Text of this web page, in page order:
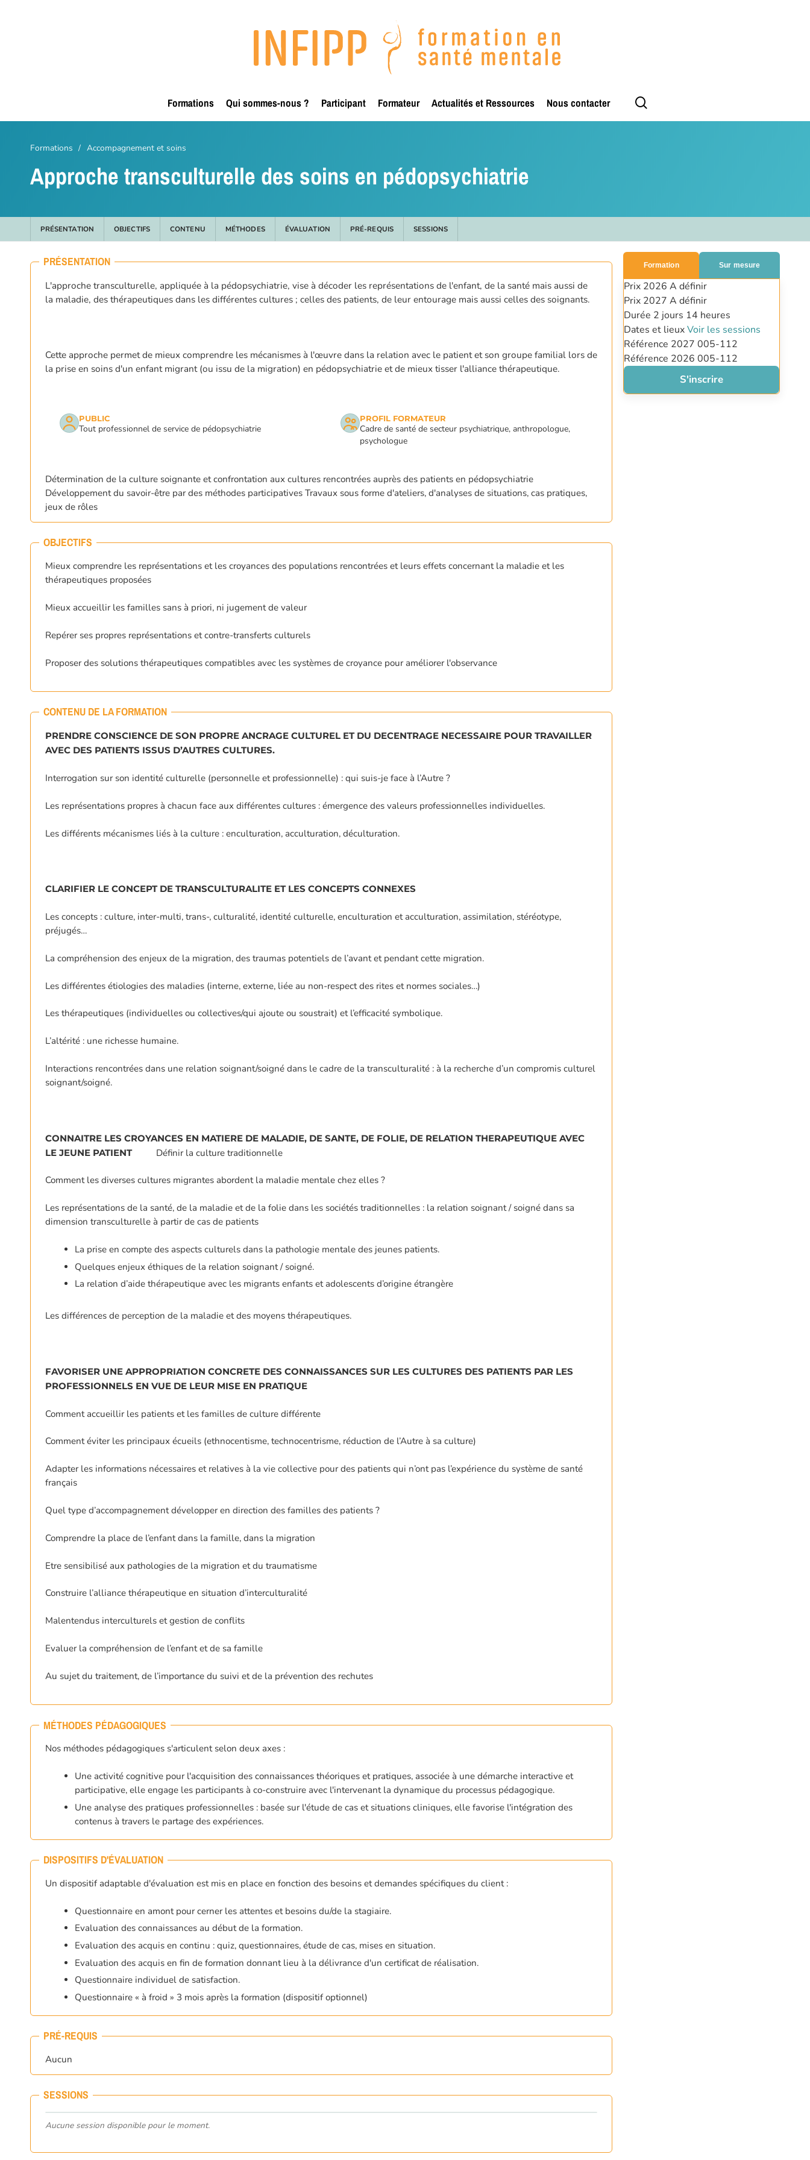
Formations Qui sommes-nous ? Participant Formateur Actualités et Ressources Nous contacter
Formations / Accompagnement et soins
Approche transculturelle des soins en pédopsychiatrie
PRÉSENTATION OBJECTIFS CONTENU MÉTHODES ÉVALUATION PRÉ-REQUIS SESSIONS
PRÉSENTATION
L'approche transculturelle, appliquée à la pédopsychiatrie, vise à décoder les représentations de l'enfant, de la santé mais aussi de
la maladie, des thérapeutiques dans les différentes cultures ; celles des patients, de leur entourage mais aussi celles des soignants.
Cette approche permet de mieux comprendre les mécanismes à l'œuvre dans la relation avec le patient et son groupe familial lors de
la prise en soins d'un enfant migrant (ou issu de la migration) en pédopsychiatrie et de mieux tisser l'alliance thérapeutique.
PUBLIC
Tout professionnel de service de pédopsychiatrie
PROFIL FORMATEUR
Cadre de santé de secteur psychiatrique, anthropologue,
psychologue
Détermination de la culture soignante et confrontation aux cultures rencontrées auprès des patients en pédopsychiatrie
Développement du savoir-être par des méthodes participatives Travaux sous forme d'ateliers, d'analyses de situations, cas pratiques,
jeux de rôles
OBJECTIFS
Mieux comprendre les représentations et les croyances des populations rencontrées et leurs effets concernant la maladie et les
thérapeutiques proposées
Mieux accueillir les familles sans à priori, ni jugement de valeur
Repérer ses propres représentations et contre-transferts culturels
Proposer des solutions thérapeutiques compatibles avec les systèmes de croyance pour améliorer l'observance
CONTENU DE LA FORMATION
PRENDRE CONSCIENCE DE SON PROPRE ANCRAGE CULTUREL ET DU DECENTRAGE NECESSAIRE POUR TRAVAILLER
AVEC DES PATIENTS ISSUS D’AUTRES CULTURES.
Interrogation sur son identité culturelle (personnelle et professionnelle) : qui suis-je face à l’Autre ?
Les représentations propres à chacun face aux différentes cultures : émergence des valeurs professionnelles individuelles.
Les différents mécanismes liés à la culture : enculturation, acculturation, déculturation.
CLARIFIER LE CONCEPT DE TRANSCULTURALITE ET LES CONCEPTS CONNEXES
Les concepts : culture, inter-multi, trans-, culturalité, identité culturelle, enculturation et acculturation, assimilation, stéréotype,
préjugés…
La compréhension des enjeux de la migration, des traumas potentiels de l’avant et pendant cette migration.
Les différentes étiologies des maladies (interne, externe, liée au non-respect des rites et normes sociales…)
Les thérapeutiques (individuelles ou collectives/qui ajoute ou soustrait) et l’efficacité symbolique.
L’altérité : une richesse humaine.
Interactions rencontrées dans une relation soignant/soigné dans le cadre de la transculturalité : à la recherche d’un compromis culturel
soignant/soigné.
CONNAITRE LES CROYANCES EN MATIERE DE MALADIE, DE SANTE, DE FOLIE, DE RELATION THERAPEUTIQUE AVEC
LE JEUNE PATIENT Définir la culture traditionnelle
Comment les diverses cultures migrantes abordent la maladie mentale chez elles ?
Les représentations de la santé, de la maladie et de la folie dans les sociétés traditionnelles : la relation soignant / soigné dans sa
dimension transculturelle à partir de cas de patients
La prise en compte des aspects culturels dans la pathologie mentale des jeunes patients.
Quelques enjeux éthiques de la relation soignant / soigné.
La relation d’aide thérapeutique avec les migrants enfants et adolescents d’origine étrangère
Les différences de perception de la maladie et des moyens thérapeutiques.
FAVORISER UNE APPROPRIATION CONCRETE DES CONNAISSANCES SUR LES CULTURES DES PATIENTS PAR LES
PROFESSIONNELS EN VUE DE LEUR MISE EN PRATIQUE
Comment accueillir les patients et les familles de culture différente
Comment éviter les principaux écueils (ethnocentisme, technocentrisme, réduction de l’Autre à sa culture)
Adapter les informations nécessaires et relatives à la vie collective pour des patients qui n’ont pas l’expérience du système de santé
français
Quel type d’accompagnement développer en direction des familles des patients ?
Comprendre la place de l’enfant dans la famille, dans la migration
Etre sensibilisé aux pathologies de la migration et du traumatisme
Construire l’alliance thérapeutique en situation d’interculturalité
Malentendus interculturels et gestion de conflits
Evaluer la compréhension de l’enfant et de sa famille
Au sujet du traitement, de l’importance du suivi et de la prévention des rechutes
MÉTHODES PÉDAGOGIQUES
Nos méthodes pédagogiques s'articulent selon deux axes :
Une activité cognitive pour l'acquisition des connaissances théoriques et pratiques, associée à une démarche interactive et
participative, elle engage les participants à co-construire avec l'intervenant la dynamique du processus pédagogique.
Une analyse des pratiques professionnelles : basée sur l'étude de cas et situations cliniques, elle favorise l'intégration des
contenus à travers le partage des expériences.
DISPOSITIFS D'ÉVALUATION
Un dispositif adaptable d'évaluation est mis en place en fonction des besoins et demandes spécifiques du client :
Questionnaire en amont pour cerner les attentes et besoins du/de la stagiaire.
Evaluation des connaissances au début de la formation.
Evaluation des acquis en continu : quiz, questionnaires, étude de cas, mises en situation.
Evaluation des acquis en fin de formation donnant lieu à la délivrance d'un certificat de réalisation.
Questionnaire individuel de satisfaction.
Questionnaire « à froid » 3 mois après la formation (dispositif optionnel)
PRÉ-REQUIS
Aucun
SESSIONS
Aucune session disponible pour le moment.
Formation Sur mesure
Prix 2026 A définir
Prix 2027 A définir
Durée 2 jours 14 heures
Dates et lieux Voir les sessions
Référence 2027 005-112
Référence 2026 005-112
S'inscrire